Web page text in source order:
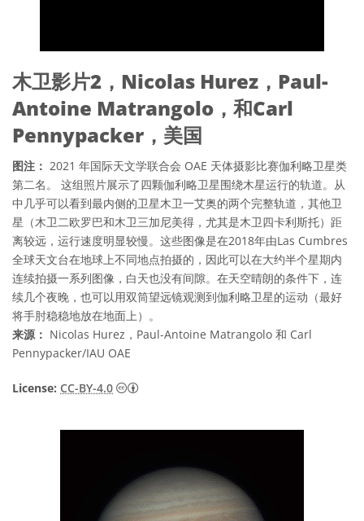
木卫影片2，Nicolas Hurez，Paul-
Antoine Matrangolo，和Carl
Pennypacker，美国
图注： 2021 年国际天文学联合会 OAE 天体摄影比赛伽利略卫星类
第二名。 这组照片展示了四颗伽利略卫星围绕木星运行的轨道。从
中几乎可以看到最内侧的卫星木卫一艾奥的两个完整轨道，其他卫
星（木卫二欧罗巴和木卫三加尼美得，尤其是木卫四卡利斯托）距
离较远，运行速度明显较慢。这些图像是在2018年由Las Cumbres
全球天文台在地球上不同地点拍摄的，因此可以在大约半个星期内
连续拍摄一系列图像，白天也没有间隙。在天空晴朗的条件下，连
续几个夜晚，也可以用双筒望远镜观测到伽利略卫星的运动（最好
将手肘稳稳地放在地面上）。
来源： Nicolas Hurez，Paul-Antoine Matrangolo 和 Carl
Pennypacker/IAU OAE
License: CC-BY-4.0 知识共享许可协议 署名 4.0 国际 (CC BY